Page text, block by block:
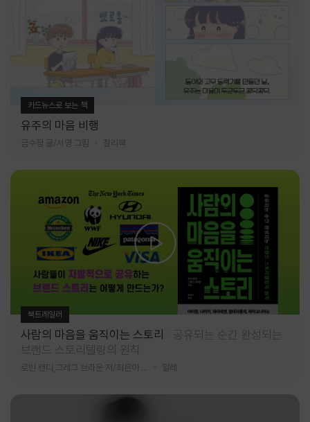
카드뉴스로 보는 책
유주의 마음 비행
금수정 글/서영 그림 찰리북
북트레일러
사람의 마음을 움직이는 스토리
공유되는 순간 완성되는
브랜드 스토리텔링의 원칙
알레